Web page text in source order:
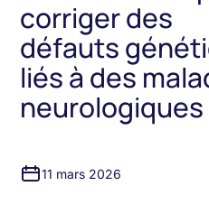
corriger des
défauts
liés à des
neurologiques
11 mars 2026